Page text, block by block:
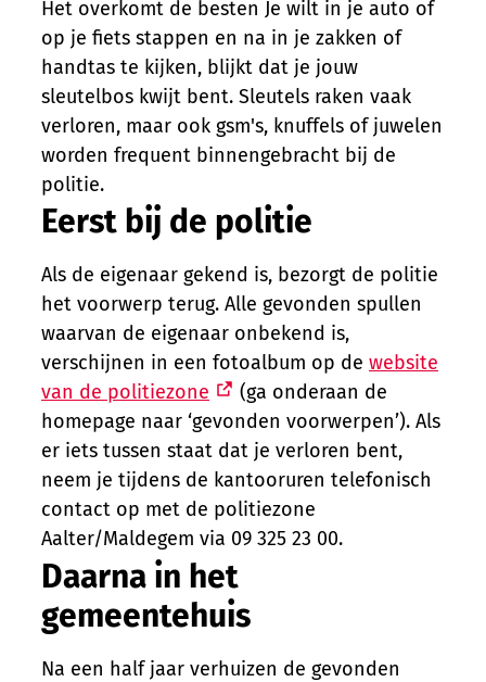
Het overkomt de besten Je wilt in je auto of
op je fiets stappen en na in je zakken of
handtas te kijken, blijkt dat je jouw
sleutelbos kwijt bent. Sleutels raken vaak
verloren, maar ook gsm's, knuffels of juwelen
worden frequent binnengebracht bij de
politie.
Eerst bij de politie
Als de eigenaar gekend is, bezorgt de politie
het voorwerp terug. Alle gevonden spullen
waarvan de eigenaar onbekend is,
verschijnen in een fotoalbum op de website
van de politiezone
(ga onderaan de
homepage naar ‘gevonden voorwerpen’). Als
er iets tussen staat dat je verloren bent,
neem je tijdens de kantooruren telefonisch
contact op met de politiezone
Aalter/Maldegem via 09 325 23 00.
Daarna in het
gemeentehuis
Na een half jaar verhuizen de gevonden